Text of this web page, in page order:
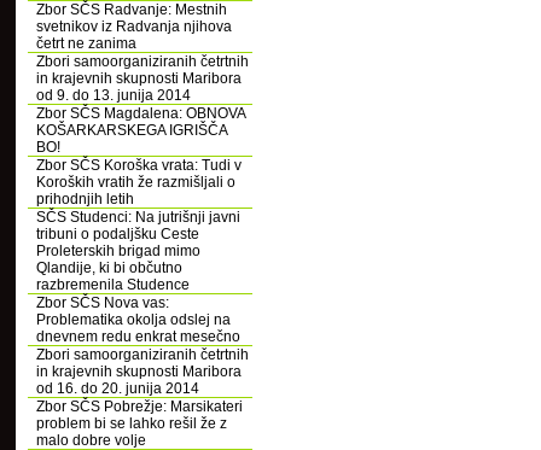
Zbor SČS Radvanje: Mestnih
svetnikov iz Radvanja njihova
četrt ne zanima
Zbori samoorganiziranih četrtnih
in krajevnih skupnosti Maribora
od 9. do 13. junija 2014
Zbor SČS Magdalena: OBNOVA
KOŠARKARSKEGA IGRIŠČA
BO!
Zbor SČS Koroška vrata: Tudi v
Koroških vratih že razmišljali o
prihodnjih letih
SČS Studenci: Na jutrišnji javni
tribuni o podaljšku Ceste
Proleterskih brigad mimo
Qlandije, ki bi občutno
razbremenila Studence
Zbor SČS Nova vas:
Problematika okolja odslej na
dnevnem redu enkrat mesečno
Zbori samoorganiziranih četrtnih
in krajevnih skupnosti Maribora
od 16. do 20. junija 2014
Zbor SČS Pobrežje: Marsikateri
problem bi se lahko rešil že z
malo dobre volje